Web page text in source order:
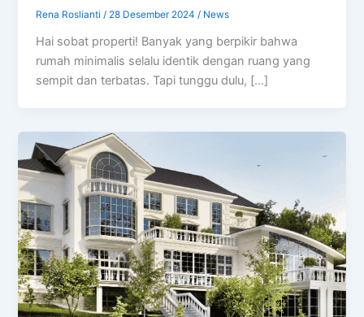
Rena Roslianti/ 28 Desember 2024/ News
Hai sobat properti! Banyak yang berpikir bahwa
rumah minimalis selalu identik dengan ruang yang
sempit dan terbatas. Tapi tunggu dulu, […]